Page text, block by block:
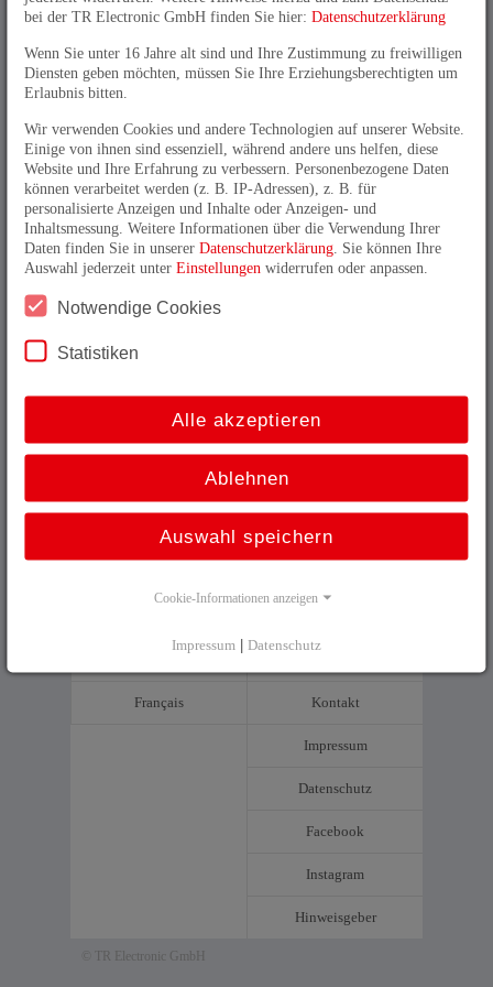
Über die Anzahl der Hell-Dunkel-Segmente (Strichzahl
Messsystem-Auflösung definiert. So wird
beispielsweise bei einem Impulsgeber mit 1.000
Strichen beim Durchfahren einer Umdrehung eine
Zur Auswertung der Zählrichtung ist eine zweite
Signalfolge mit 90° Phasenversatz für die Steuerung
erforderlich.
Mit einem zusätzlichen Nullimpuls kann der Zähler
einer externen Steuerung rückgesetzt und damit der
Referenzpunkt Mechanik-Steuerung definiert werden.
Français Kontakt
Impressum
Datenschutz
Facebook
Instagram
Hinweisgeber
© TR Electronic GmbH
bei der TR Electronic GmbH finden Sie hier:Datenschutzerklärung
Wenn Sie unter 16 Jahre alt sind und Ihre Zustimmung zu freiwilligen
Diensten geben möchten, müssen Sie Ihre Erziehungsberechtigten um
Erlaubnis bitten.
Wir verwenden Cookies und andere Technologien auf unserer Website.
Einige von ihnen sind essenziell, während andere uns helfen, diese
Website und Ihre Erfahrung zu verbessern. Personenbezogene Daten
können verarbeitet werden (z. B. IP-Adressen), z. B. für
personalisierte Anzeigen und Inhalte oder Anzeigen- und
Inhaltsmessung. Weitere Informationen über die Verwendung Ihrer
Daten finden Sie in unsererDatenschutzerklärung . Sie können Ihre
Auswahl jederzeit unterEinstellungen widerrufen oder anpassen.
Notwendige Cookies
Statistiken
Alle akzeptieren
Ablehnen
Auswahl speichern
Cookie-Informationen anzeigen
Impressum | Datenschutz